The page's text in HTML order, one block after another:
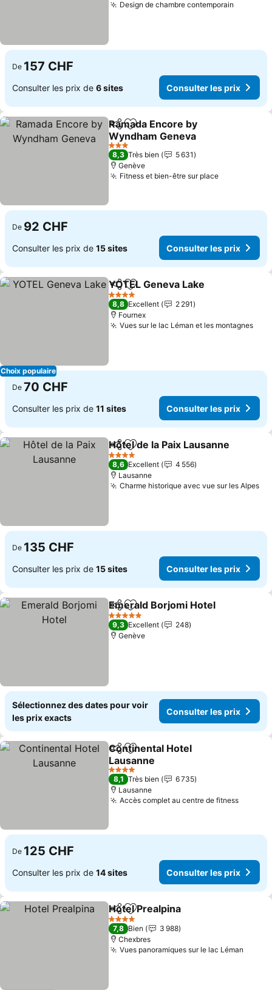
Design de chambre contemporain
De 157 CHF
Consulter les prix de 6 sites Consulter les prix
PartagerAjouter à mes favoris
Ramada Encore by
Wyndham Geneva
3 Étoiles
8,3 Très bien
5 631
Genève
Fitness et bien-être sur place
De 92 CHF
Consulter les prix de 15 sites Consulter les prix
Choix populaire
PartagerAjouter à mes favoris
YOTEL Geneva Lake
4 Étoiles
8,8 Excellent
2 291
Fournex
Vues sur le lac Léman et les montagnes
De 70 CHF
Consulter les prix de 11 sites Consulter les prix
PartagerAjouter à mes favoris
Hôtel de la Paix Lausanne
4 Étoiles
8,6 Excellent
4 556
Lausanne
Charme historique avec vue sur les Alpes
De 135 CHF
Consulter les prix de 15 sites Consulter les prix
PartagerAjouter à mes favoris
Emerald Borjomi Hotel
5 Étoiles
9,3 Excellent
248
Genève
Sélectionnez des dates pour voir
les prix exacts
Consulter les prix
PartagerAjouter à mes favoris
Continental Hotel
Lausanne
4 Étoiles
8,1 Très bien
6 735
Lausanne
Accès complet au centre de fitness
De 125 CHF
Consulter les prix de 14 sites Consulter les prix
PartagerAjouter à mes favoris
Hotel Prealpina
4 Étoiles
7,8 Bien
3 988
Chexbres
Vues panoramiques sur le lac Léman